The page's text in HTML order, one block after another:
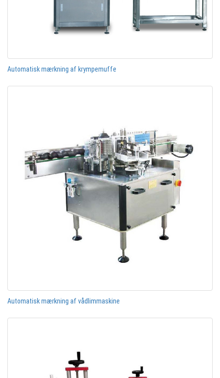
Automatisk mærkning af krympemuffe
Automatisk mærkning af vådlimmaskine